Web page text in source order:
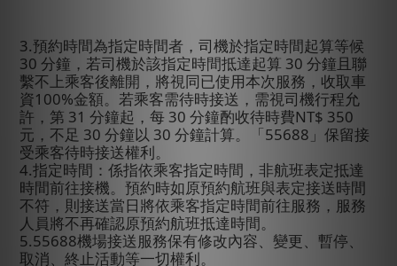
3.預約時間為指定時間者，司機於指定時間起算等候
30 分鐘，若司機於該指定時間抵達起算 30 分鐘且聯
繫不上乘客後離開，將視同已使用本次服務，收取車
資100%金額。若乘客需待時接送，需視司機行程允
許，第 31 分鐘起，每30 分鐘酌收待時費NT$ 350
元，不足 30 分鐘以 30 分鐘計算。「55688 」保留接
受乘客待時接送權利。
4.指定時間：係指依乘客指定時間，非航班表定抵達
時間前往接機。預約時如原預約航班與表定接送時間
不符，則接送當日將依乘客指定時間前往服務，服務
人員將不再確認原預約航班抵達時間。
5.55688機場接送服務保有修改內容、變更、暫停、
取消、終止活動等一切權利。